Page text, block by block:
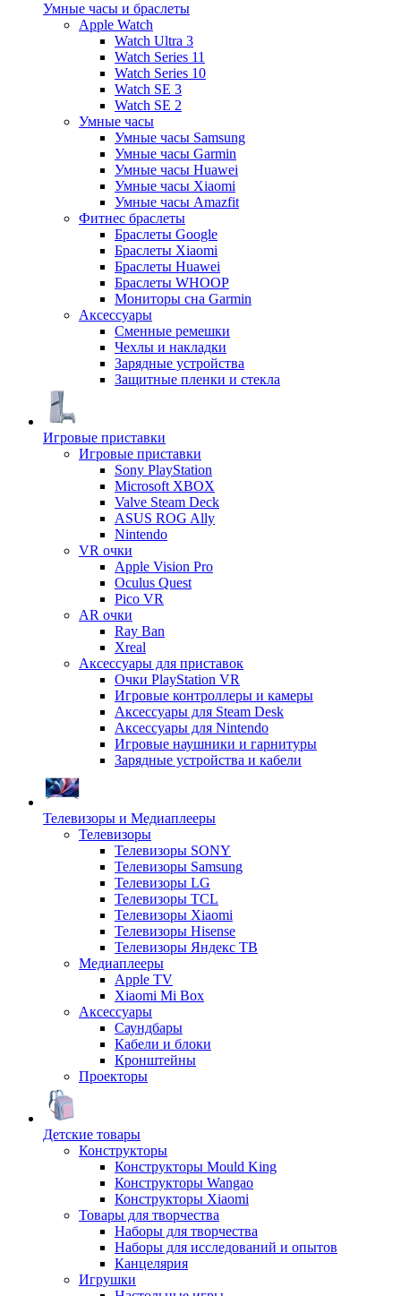
Умные часы и браслеты
Apple Watch
Watch Ultra 3
Watch Series 11
Watch Series 10
Watch SE 3
Watch SE 2
Умные часы
Умные часы Samsung
Умные часы Garmin
Умные часы Huawei
Умные часы Xiaomi
Умные часы Amazfit
Фитнес браслеты
Браслеты Google
Браслеты Xiaomi
Браслеты Huawei
Браслеты WHOOP
Мониторы сна Garmin
Аксессуары
Сменные ремешки
Чехлы и накладки
Зарядные устройства
Защитные пленки и стекла
Игровые приставки
Игровые приставки
Sony PlayStation
Microsoft XBOX
Valve Steam Deck
ASUS ROG Ally
Nintendo
VR очки
Apple Vision Pro
Oculus Quest
Pico VR
AR очки
Ray Ban
Xreal
Аксессуары для приставок
Очки PlayStation VR
Игровые контроллеры и камеры
Аксессуары для Steam Desk
Аксессуары для Nintendo
Игровые наушники и гарнитуры
Зарядные устройства и кабели
Телевизоры и Медиаплееры
Телевизоры
Телевизоры SONY
Телевизоры Samsung
Телевизоры LG
Телевизоры TCL
Телевизоры Xiaomi
Телевизоры Hisense
Телевизоры Яндекс ТВ
Медиаплееры
Apple TV
Xiaomi Mi Box
Аксессуары
Саундбары
Кабели и блоки
Кронштейны
Проекторы
Детские товары
Конструкторы
Конструкторы Mould King
Конструкторы Wangao
Конструкторы Xiaomi
Товары для творчества
Наборы для творчества
Наборы для исследований и опытов
Канцелярия
Игрушки